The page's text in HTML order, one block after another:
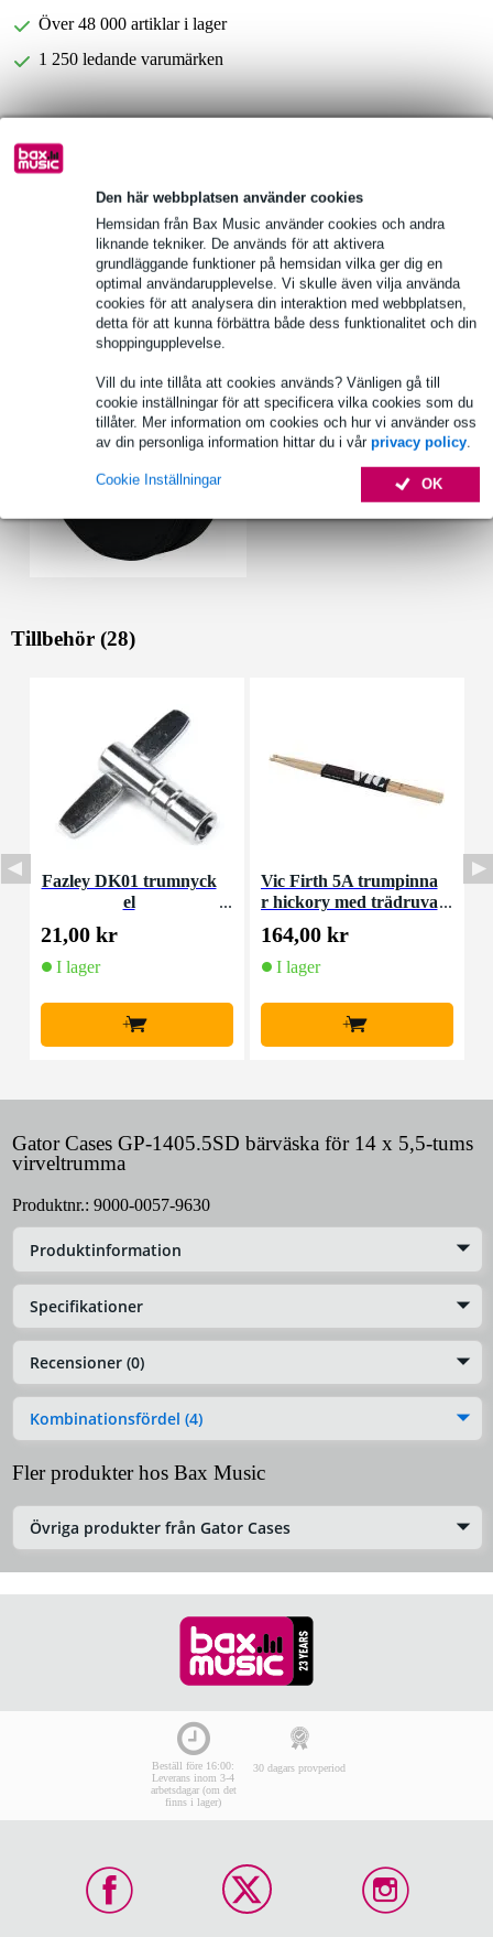
Den här webbplatsen använder cookies
Hemsidan från Bax Music använder cookies och andra
liknande tekniker. De används för att aktivera
grundläggande funktioner på hemsidan vilka ger dig en
optimal användarupplevelse. Vi skulle även vilja använda
cookies för att analysera din interaktion med webbplatsen,
detta för att kunna förbättra både dess funktionalitet och din
shoppingupplevelse.
Vill du inte tillåta att cookies används? Vänligen gå till
cookie inställningar för att specificera vilka cookies som du
tillåter. Mer information om cookies och hur vi använder oss
av din personliga information hittar du i vår privacy policy.
OK
Cookie Inställningar
Över 48 000 artiklar i lager
1 250 ledande varumärken
Produktinformation
Gator Fodral GP-1405.5SD
bärväska för 14 x 5,5 tums virveltrumma
material: slitstark nylon
Fullständiga specifikationer
Se även (1)
Tillbehör (28)
Fazley DK01 trumnyck
el
21,00 kr
I lager
+
Vic Firth 5A trumpinna
r hickory med trädruva
164,00 kr
I lager
+
Gator Cases GP-1405.5SD bärväska för 14 x 5,5-tums
virveltrumma
Produktnr.: 9000-0057-9630
Produktinformation
Specifikationer
Recensioner (0)
Kombinationsfördel (4)
Fler produkter hos Bax Music
Övriga produkter från Gator Cases
Beställ före 16:00:
Leverans inom 3-4
arbetsdagar (om det
finns i lager)
30 dagars provperiod